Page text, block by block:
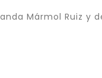
Mármol Ruiz y